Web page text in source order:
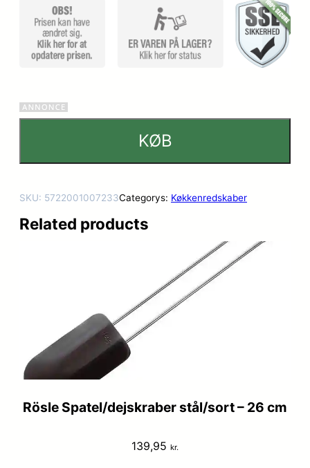
KØB
SKU: 5722001007233Categorys: Køkkenredskaber
Related products
Rösle Spatel/dejskraber stål/sort – 26 cm
139,95 kr.